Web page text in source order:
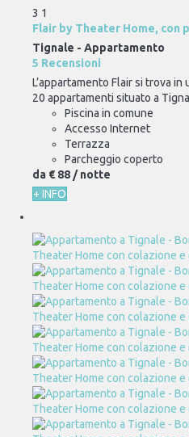
3 1
Flair by Theater Home, con
Tignale - Appartamento
5 Recensioni
L’appartamento Flair si trova
20 appartamenti situato a
Piscina in comune
Accesso Internet
Terrazza
Parcheggio coperto
da € 88 / notte
+ INFO